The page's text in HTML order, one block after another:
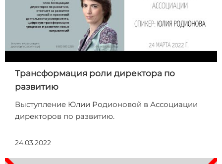
Трансформация роли директора по
развитию
Выступление Юлии Родионовой в Ассоциации
директоров по развитию.
24.03.2022